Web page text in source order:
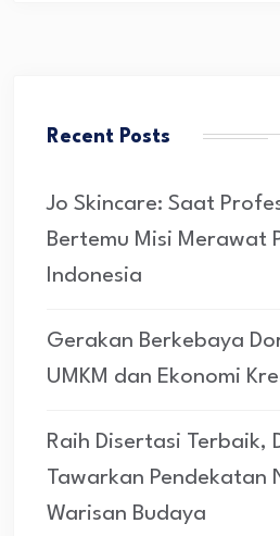
Recent Posts
Jo Skincare: Saat
Bertemu Misi Merawat
Indonesia
Gerakan Berkebaya
UMKM dan Ekonomi
Raih Disertasi Terbaik,
Tawarkan Pendekatan
Warisan Budaya